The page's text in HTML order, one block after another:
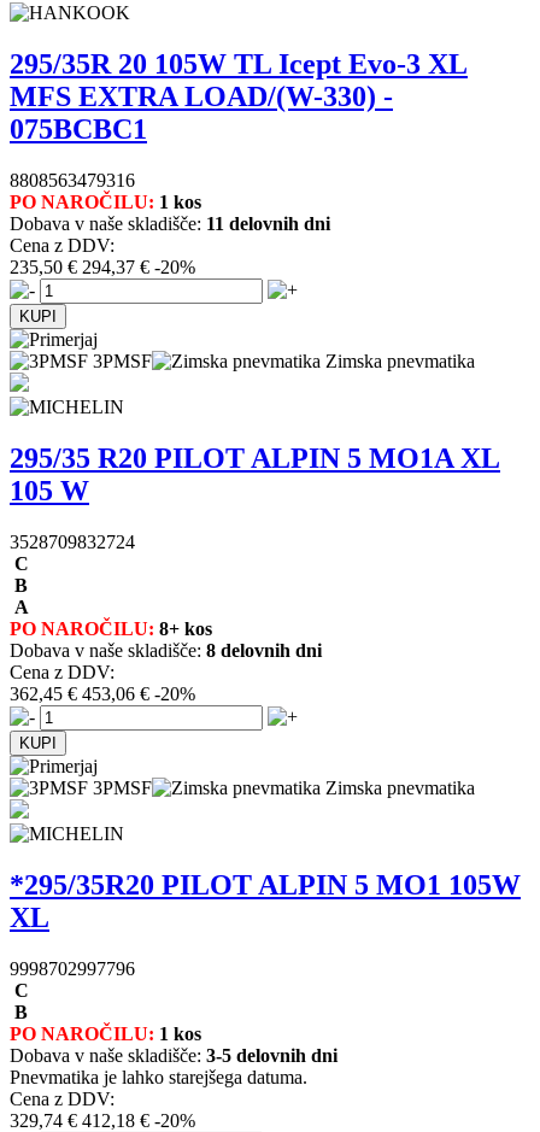
295/35R 20 105W TL Icept Evo-3 XL
MFS EXTRA LOAD/(W-330) -
075BCBC1
8808563479316
PO NAROČILU: 1 kos
Dobava v naše skladišče: 11 delovnih dni
Cena z DDV:
235,50 € 294,37 € -20%
3PMSF Zimska pnevmatika
295/35 R20 PILOT ALPIN 5 MO1A XL
105 W
3528709832724
C
B
A
PO NAROČILU: 8+ kos
Dobava v naše skladišče: 8 delovnih dni
Cena z DDV:
362,45 € 453,06 € -20%
3PMSF Zimska pnevmatika
*295/35R20 PILOT ALPIN 5 MO1 105W
XL
9998702997796
C
B
PO NAROČILU: 1 kos
Dobava v naše skladišče: 3-5 delovnih dni
Pnevmatika je lahko starejšega datuma.
Cena z DDV:
329,74 € 412,18 € -20%